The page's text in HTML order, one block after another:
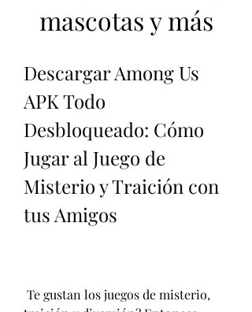
mascotas y más
Descargar Among Us
APK Todo
Desbloqueado: Cómo
Jugar al Juego de
Misterio y Traición con
tus Amigos